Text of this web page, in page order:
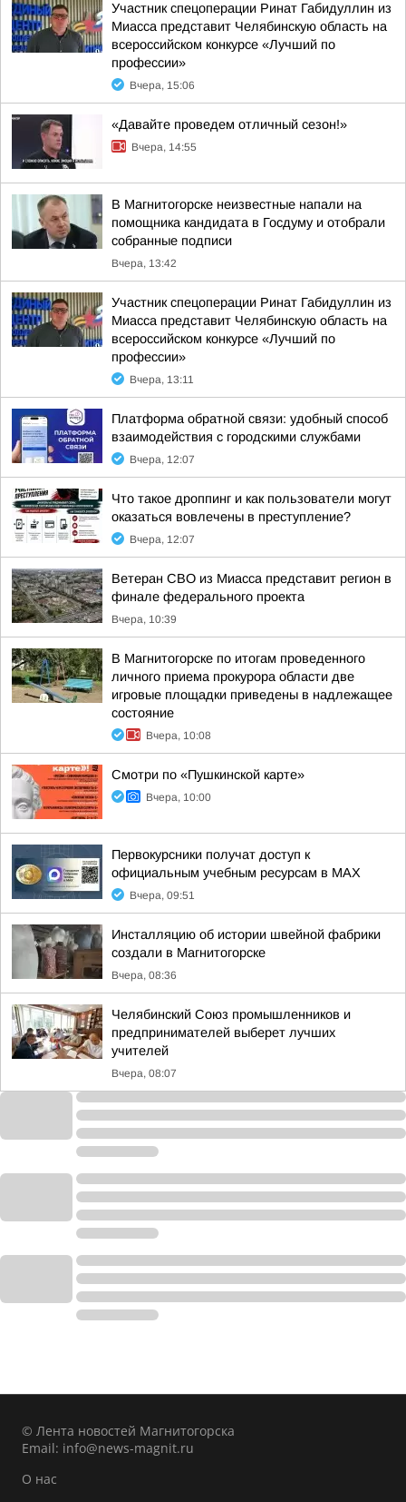
Участник спецоперации Ринат Габидуллин из
Миасса представит Челябинскую область на
всероссийском конкурсе «Лучший по
профессии»
Вчера, 15:06
«Давайте проведем отличный сезон!»
Вчера, 14:55
В Магнитогорске неизвестные напали на
помощника кандидата в Госдуму и отобрали
собранные подписи
Вчера, 13:42
Участник спецоперации Ринат Габидуллин из
Миасса представит Челябинскую область на
всероссийском конкурсе «Лучший по
профессии»
Вчера, 13:11
Платформа обратной связи: удобный способ
взаимодействия с городскими службами
Вчера, 12:07
Что такое дроппинг и как пользователи могут
оказаться вовлечены в преступление?
Вчера, 12:07
Ветеран СВО из Миасса представит регион в
финале федерального проекта
Вчера, 10:39
В Магнитогорске по итогам проведенного
личного приема прокурора области две
игровые площадки приведены в надлежащее
состояние
Вчера, 10:08
Смотри по «Пушкинской карте»
Вчера, 10:00
Первокурсники получат доступ к
официальным учебным ресурсам в MAX
Вчера, 09:51
Инсталляцию об истории швейной фабрики
создали в Магнитогорске
Вчера, 08:36
Челябинский Союз промышленников и
предпринимателей выберет лучших
учителей
Вчера, 08:07
© Лента новостей Магнитогорска
Email: info@news-magnit.ru
О нас